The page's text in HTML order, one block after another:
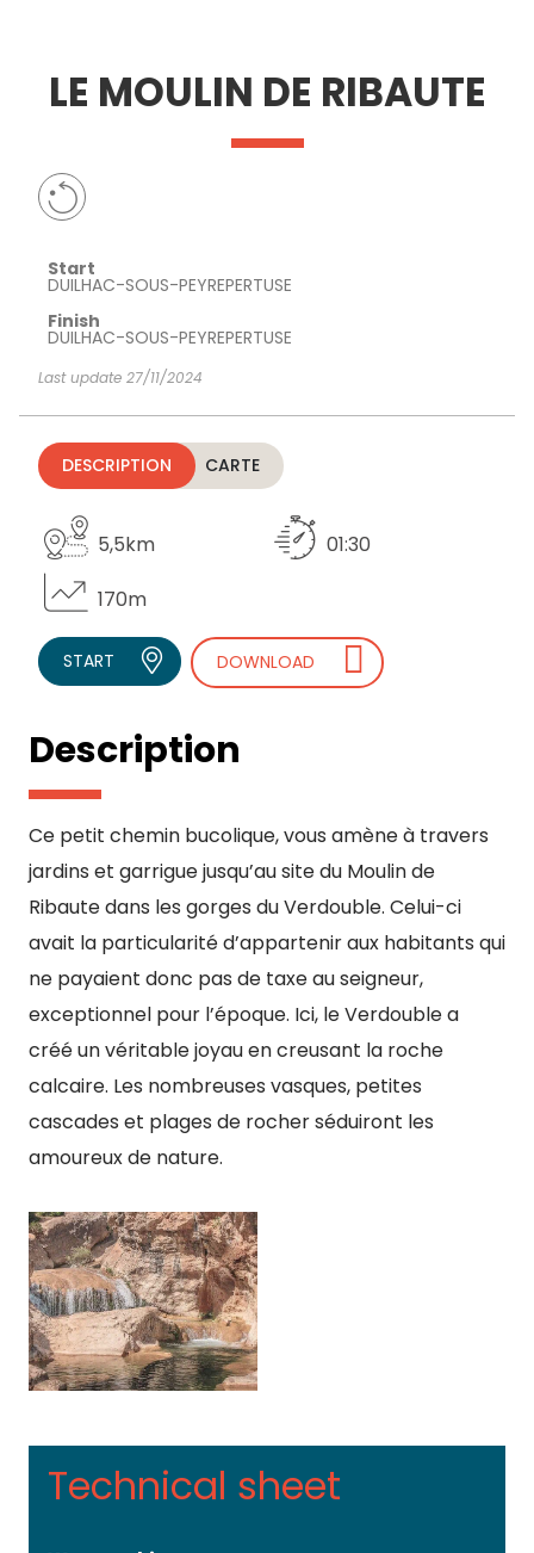
ESSENTIAL
AND
DO
INSPIRATIONS AGENDA
LE MOULIN DE RIBAUTE
Start
DUILHAC-SOUS-PEYREPERTUSE
Finish
DUILHAC-SOUS-PEYREPERTUSE
Last update 27/11/2024
DESCRIPTION CARTE
5,5km
01:30
170m
START DOWNLOAD
Description
Ce petit chemin bucolique, vous amène à travers
jardins et garrigue jusqu’au site du Moulin de
Ribaute dans les gorges du Verdouble. Celui-ci
avait la particularité d’appartenir aux habitants qui
ne payaient donc pas de taxe au seigneur,
exceptionnel pour l’époque. Ici, le Verdouble a
créé un véritable joyau en creusant la roche
calcaire. Les nombreuses vasques, petites
cascades et plages de rocher séduiront les
amoureux de nature.
Technical sheet